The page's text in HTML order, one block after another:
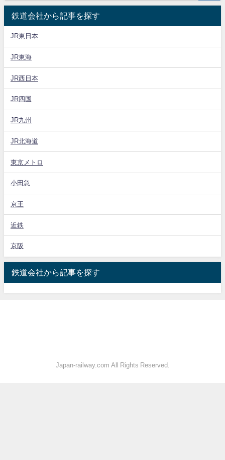
鉄道会社から記事を探す
JR東日本
JR東海
JR西日本
JR四国
JR九州
JR北海道
東京メトロ
小田急
京王
近鉄
京阪
鉄道会社から記事を探す
Japan-railway.com All Rights Reserved.